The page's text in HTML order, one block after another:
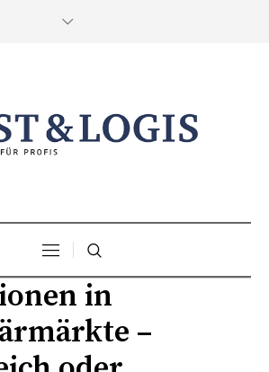
in
–